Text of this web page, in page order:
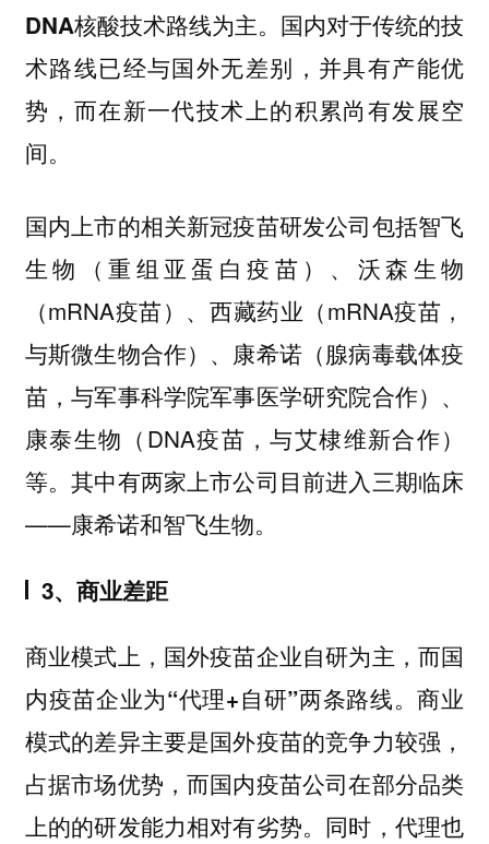
DNA核酸技术路线为主。 国内对于传统的技
术路线已经与国外无差别，并具有产能优
势，而在新一代技术上的积累尚有发展空
间。
国内上市的相关新冠疫苗研发公司包括智飞
生物（重组亚蛋白疫苗）、沃森生物
（mRNA疫苗）、西藏药业（mRNA疫苗，
与斯微生物合作）、康希诺（腺病毒载体疫
苗，与军事科学院军事医学研究院合作）、
康泰生物（DNA疫苗，与艾棣维新合作）
等。其中有两家上市公司目前进入三期临床
——康希诺和智飞生物。
3、商业差距
商业模式上，国外疫苗企业自研为主，而国
内疫苗企业为“代理+自研”两条路线。商业
模式的差异主要是国外疫苗的竞争力较强，
占据市场优势，而国内疫苗公司在部分品类
上的的研发能力相对有劣势。同时，代理也